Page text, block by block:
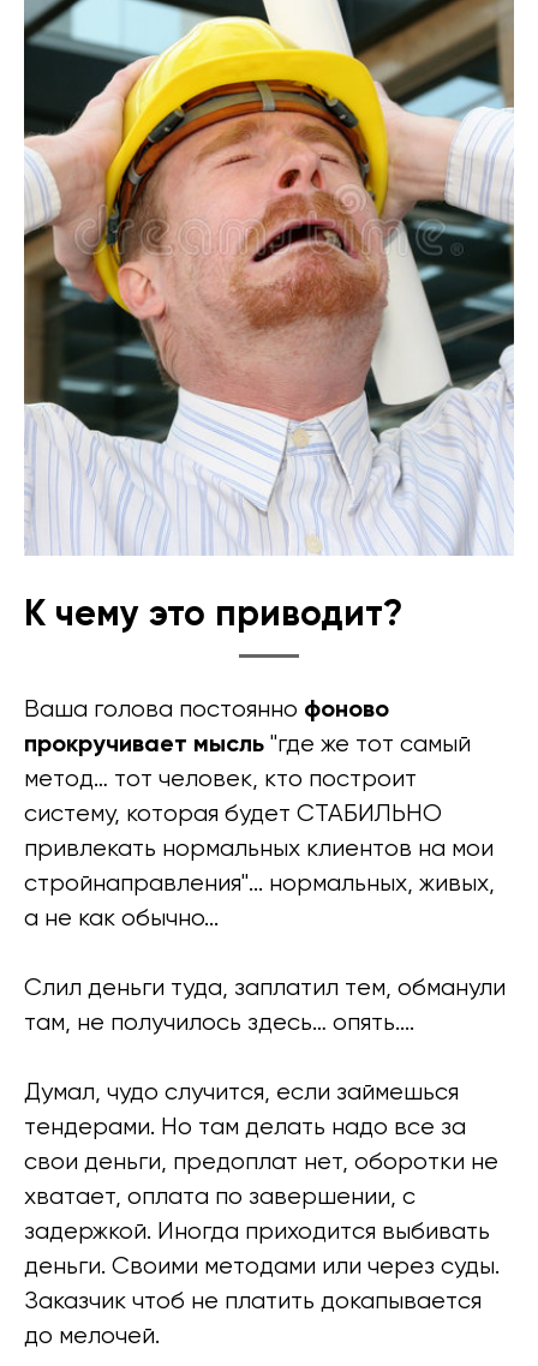
К чему это приводит?
Ваша голова постоянно фоново
прокручивает мысль "где же тот самый
метод… тот человек, кто построит
систему, которая будет СТАБИЛЬНО
привлекать нормальных клиентов на мои
стройнаправления"... нормальных, живых,
а не как обычно...
Слил деньги туда, заплатил тем, обманули
там, не получилось здесь… опять....
Думал, чудо случится, если займешься
тендерами. Но там делать надо все за
свои деньги, предоплат нет, оборотки не
хватает, оплата по завершении, с
задержкой. Иногда приходится выбивать
деньги. Своими методами или через суды.
Заказчик чтоб не платить докапывается
до мелочей.